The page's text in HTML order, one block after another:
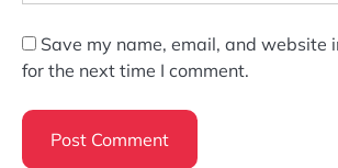
Save my name, email, and website
for the next time I comment.